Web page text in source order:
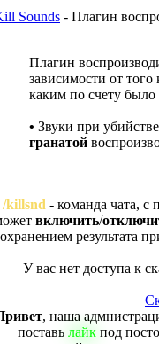
Sounds - Плагин
Плагин
зависимости от
каким по счету
• Звуки при
гранатой
/killsnd - команда чата,
включить/
результата
У вас нет доступа к
, наша
поставь лайкпод